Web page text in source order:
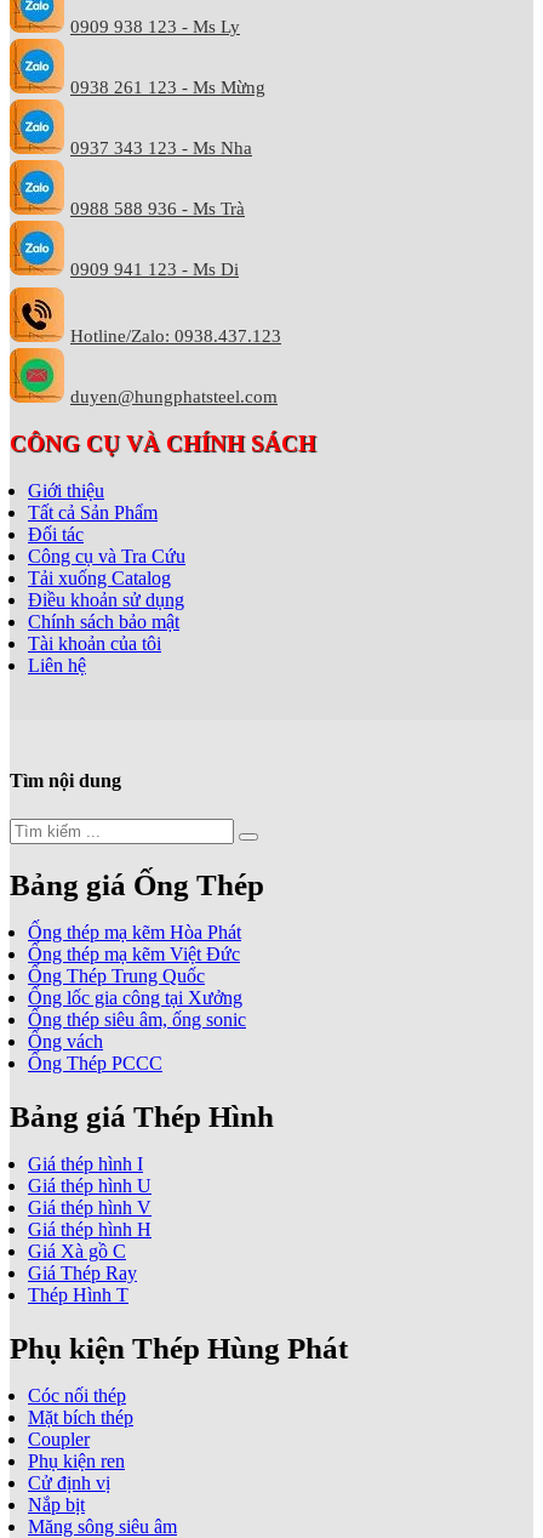
0909 938 123 - Ms Ly
0938 261 123 - Ms Mừng
0937 343 123 - Ms Nha
0988 588 936 - Ms Trà
0909 941 123 - Ms Di
Hotline/Zalo: 0938.437.123
duyen@hungphatsteel.com
CÔNG CỤ VÀ CHÍNH SÁCH
Giới thiệu
Tất cả Sản Phẩm
Đối tác
Công cụ và Tra Cứu
Tải xuống Catalog
Điều khoản sử dụng
Chính sách bảo mật
Tài khoản của tôi
Liên hệ
Tìm nội dung
Bảng giá Ống Thép
Ống thép mạ kẽm Hòa Phát
Ống thép mạ kẽm Việt Đức
Ống Thép Trung Quốc
Ống lốc gia công tại Xưởng
Ống thép siêu âm, ống sonic
Ống vách
Ống Thép PCCC
Bảng giá Thép Hình
Giá thép hình I
Giá thép hình U
Giá thép hình V
Giá thép hình H
Giá Xà gồ C
Giá Thép Ray
Thép Hình T
Phụ kiện Thép Hùng Phát
Cóc nối thép
Mặt bích thép
Coupler
Phụ kiện ren
Cử định vị
Nắp bịt
Măng sông siêu âm